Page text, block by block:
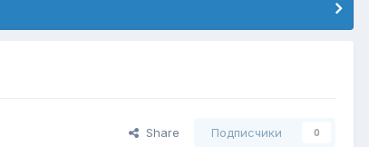
Share Подписчики 0